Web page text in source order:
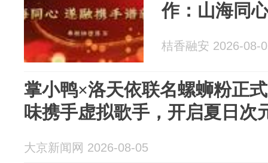
作：山海同
桔香融安 2026-08-
掌小鸭×洛天依联名螺蛳粉正
味携手虚拟歌手，开启夏日次
大京新闻网 2026-08-05